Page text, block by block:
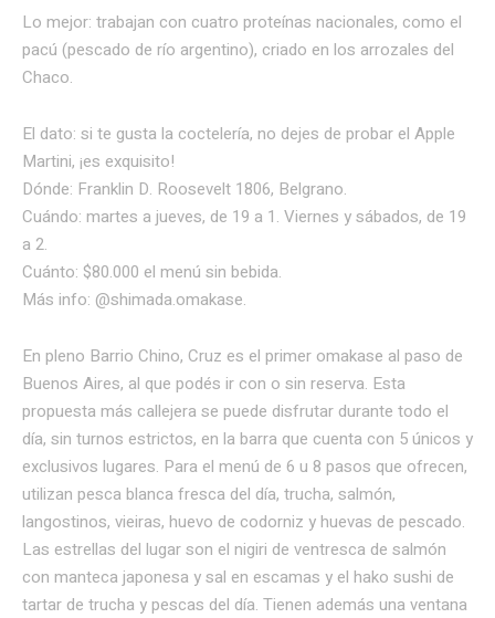
Lo mejor: trabajan con cuatro proteínas nacionales, como el
pacú (pescado de río argentino), criado en los arrozales del
Chaco.
El dato: si te gusta la coctelería, no dejes de probar el Apple
Martini, ¡es exquisito!
Dónde: Franklin D. Roosevelt 1806, Belgrano.
Cuándo: martes a jueves, de 19 a 1. Viernes y sábados, de 19
a 2.
Cuánto: $80.000 el menú sin bebida.
Más info: @shimada.omakase.
En pleno Barrio Chino, Cruz es el primer omakase al paso de
Buenos Aires, al que podés ir con o sin reserva. Esta
propuesta más callejera se puede disfrutar durante todo el
día, sin turnos estrictos, en la barra que cuenta con 5 únicos y
exclusivos lugares. Para el menú de 6 u 8 pasos que ofrecen,
utilizan pesca blanca fresca del día, trucha, salmón,
langostinos, vieiras, huevo de codorniz y huevas de pescado.
Las estrellas del lugar son el nigiri de ventresca de salmón
con manteca japonesa y sal en escamas y el hako sushi de
tartar de trucha y pescas del día. Tienen además una ventana